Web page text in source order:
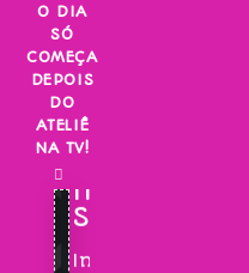
Skip
content
O DIA
SÓ
COMEÇA
DEPOIS
DO
ATELIÊ
NA TV!
INSCREVA-
SE!
Inscreva-